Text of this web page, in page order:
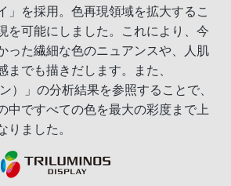
」を採用。色再現領域を拡大するこ
を可能にしました。これにより、今
った繊細な色のニュアンスや、人肌
までも描きだします。また、
）」の分析結果を参照することで、
中ですべての色を最大の彩度まで上
りました。